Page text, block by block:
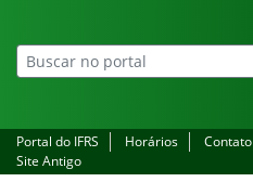
Portal do IFRS Horários Contato
Site Antigo